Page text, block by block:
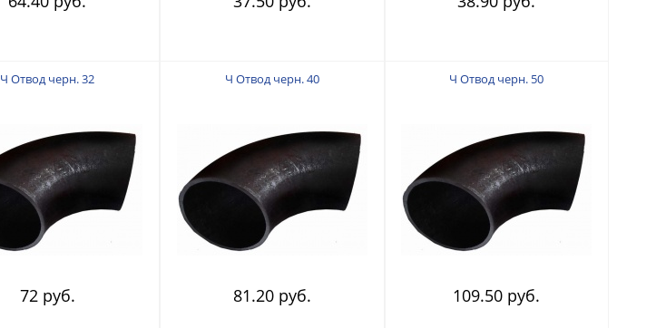
Ч Отвод черн. 32
72 руб.
Ч Отвод черн. 40
81.20 руб.
Ч Отвод черн. 50
109.50 руб.